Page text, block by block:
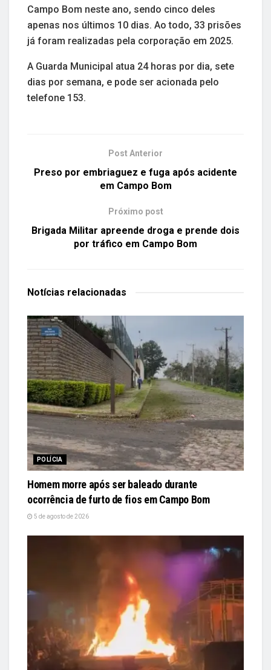
Campo Bom neste ano, sendo cinco deles
apenas nos últimos 10 dias. Ao todo, 33 prisões
já foram realizadas pela corporação em 2025.
A Guarda Municipal atua 24 horas por dia, sete
dias por semana, e pode ser acionada pelo
telefone 153.
Post Anterior
Preso por embriaguez e fuga após acidente
em Campo Bom
Próximo post
Brigada Militar apreende droga e prende dois
por tráfico em Campo Bom
Notícias relacionadas
POLÍCIA
Homem morre após ser baleado durante
ocorrência de furto de fios em Campo Bom
5 de agosto de 2026